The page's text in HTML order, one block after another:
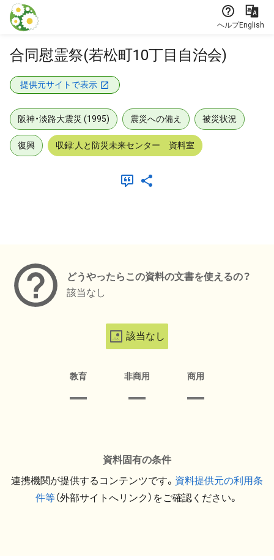
本文に飛ぶ
ヘルプEnglish
合同慰霊祭(若松町10丁目自治会)
提供元サイトで表示
阪神・淡路大震災 (1995) 震災への備え 被災状況
復興 収録:人と防災未来センター 資料室
どうやったらこの資料の文書を使えるの？
該当なし
該当なし
教育 非商用 商用
資料固有の条件
連携機関が提供するコンテンツです。 資料提供元の利用条
件等（外部サイトへリンク）をご確認ください。